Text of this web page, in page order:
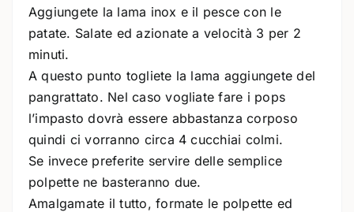
Aggiungete la lama inox e il pesce con le
patate. Salate ed azionate a velocità 3 per 2
minuti.
A questo punto togliete la lama aggiungete del
pangrattato. Nel caso vogliate fare i pops
l’impasto dovrà essere abbastanza corposo
quindi ci vorranno circa 4 cucchiai colmi.
Se invece preferite servire delle semplice
polpette ne basteranno due.
Amalgamate il tutto, formate le polpette ed